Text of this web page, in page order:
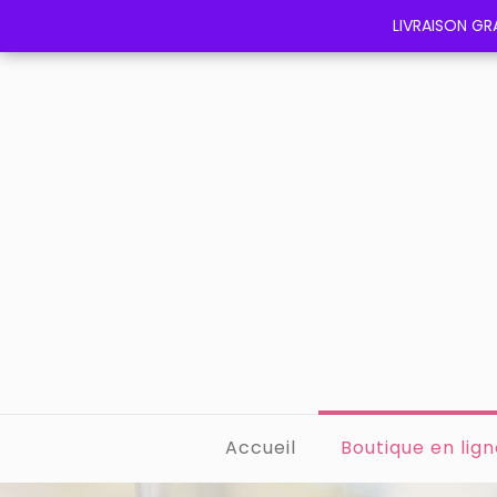
Accueil Boutique en
LIVRAISON
LIVRAISON